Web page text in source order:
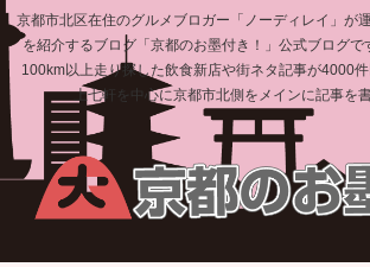
京都市北区在住のグルメブロガー「ノーディレイ」が
を紹介するブログ「京都のお墨付き！」公式ブログで
100km以上走り探した飲食新店や街ネタ記事が4000件
上七軒を中心に京都市北側をメインに記事を